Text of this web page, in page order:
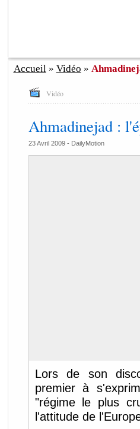
Accueil» Vidéo »
Vidéo
Ahmadinejad :
23 Avril 2009 - DailyMotion
Lors de son
premier à
"régime le plus
l'attitude de